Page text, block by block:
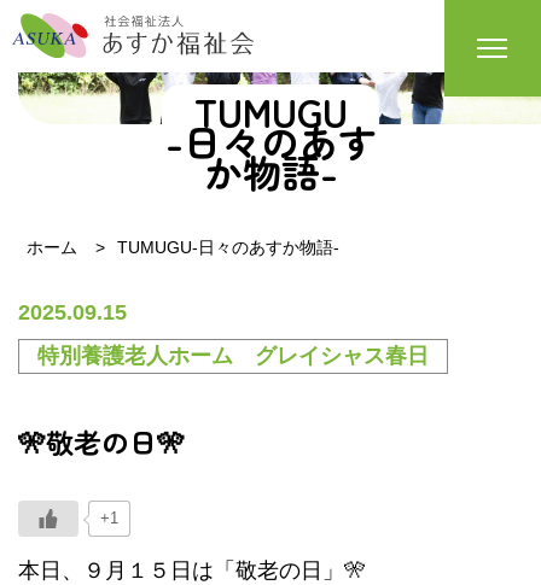
TUMUGU
-日々のあす
か物語-
ホーム TUMUGU-日々のあすか物語-
2025.09.15
特別養護老人ホーム グレイシャス春日
🎌敬老の日🎌
+1
本日、９月１５日は「敬老の日」🎌